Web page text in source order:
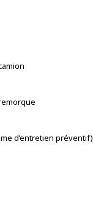
d’entretien préventif)